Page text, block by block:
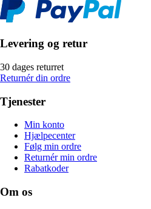
Levering og retur
30 dages returret
Returnér din ordre
Tjenester
Min konto
Hjælpecenter
Følg min ordre
Returnér min ordre
Rabatkoder
Om os